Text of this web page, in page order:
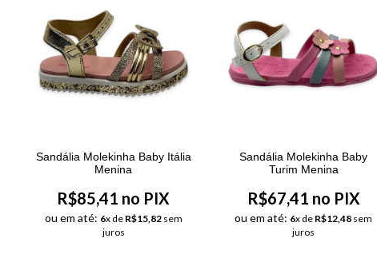
Sandália Molekinha Baby Itália
Menina
R$85,41 no PIX
ou em até: 6x de R$15,82sem
juros
Sandália Molekinha Baby
Turim Menina
R$67,41 no PIX
ou em até: 6x de R$12,48 sem
juros